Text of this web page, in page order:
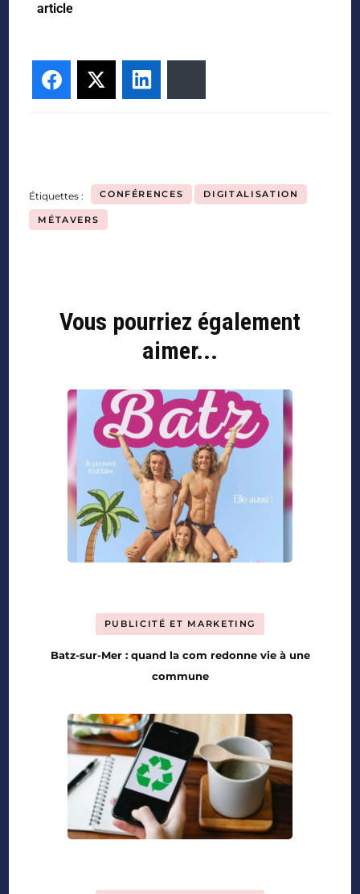
article
Facebook
Twitter
Étiquettes : CONFÉRENCES DIGITALISATION
MÉTAVERS
Vous pourriez également
aimer...
PUBLICITÉ ET MARKETING
Batz-sur-Mer : quand la com redonne vie à une
commune